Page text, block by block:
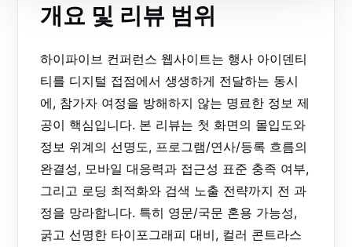
개요 및 리뷰 범위
하이파이브 컨퍼런스 웹사이트는 행사 아이덴티
티를 디지털 접점에서 생생하게 전달하는 동시
에, 참가자 여정을 방해하지 않는 명료한 정보 제
공이 핵심입니다. 본 리뷰는 첫 화면의 몰입도와
정보 위계의 선명도, 프로그램/연사/등록 흐름의
완결성, 모바일 대응력과 접근성 표준 충족 여부,
그리고 로딩 최적화와 검색 노출 전략까지 전 과
정을 망라합니다. 특히 영문/국문 혼용 가능성,
굵고 선명한 타이포그래피 대비, 컬러 콘트라스